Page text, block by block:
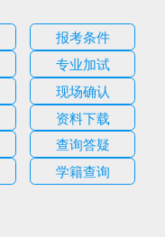
报考条件
专业加试
现场确认
资料下载
查询答疑
学籍查询